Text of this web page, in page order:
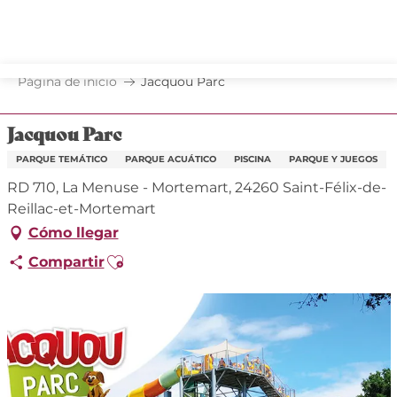
principal
Página de inicio Jacquou Parc
Jacquou Parc
PARQUE TEMÁTICO PARQUE ACUÁTICO PISCINA PARQUE Y JUEGOS
RD 710, La Menuse - Mortemart, 24260 Saint-Félix-de-
Reillac-et-Mortemart
Cómo llegar
CompartirAjouter aux favoris